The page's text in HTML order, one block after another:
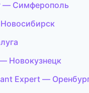
— Симферополь
Новокузнецк
Expert —